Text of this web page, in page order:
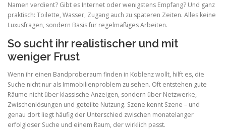
Namen verdient? Gibt es Internet oder wenigstens Empfang? Und ganz
praktisch: Toilette, Wasser, Zugang auch zu späteren Zeiten. Alles keine
Luxusfragen, sondern Basis für regelmäßiges Arbeiten.
So sucht ihr realistischer und mit
weniger Frust
Wenn ihr einen Bandproberaum finden in Koblenz wollt, hilft es, die
Suche nicht nur als Immobilienproblem zu sehen. Oft entstehen gute
Räume nicht über klassische Anzeigen, sondern über Netzwerke,
Zwischenlösungen und geteilte Nutzung. Szene kennt Szene – und
genau dort liegt häufig der Unterschied zwischen monatelanger
erfolgloser Suche und einem Raum, der wirklich passt.